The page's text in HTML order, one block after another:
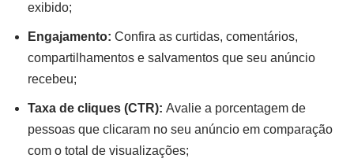
exibido;
Engajamento: Confira as curtidas, comentários,
compartilhamentos e salvamentos que seu anúncio
recebeu;
Taxa de cliques (CTR): Avalie a porcentagem de
pessoas que clicaram no seu anúncio em comparação
com o total de visualizações;